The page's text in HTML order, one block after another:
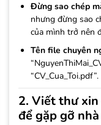
Đừng sao chép
nhưng đừng sao
của mình trở nên
Tên file chuyên
“CV_Cua_Toi.pdf”.
2. Viết thư xin
để gặp gỡ